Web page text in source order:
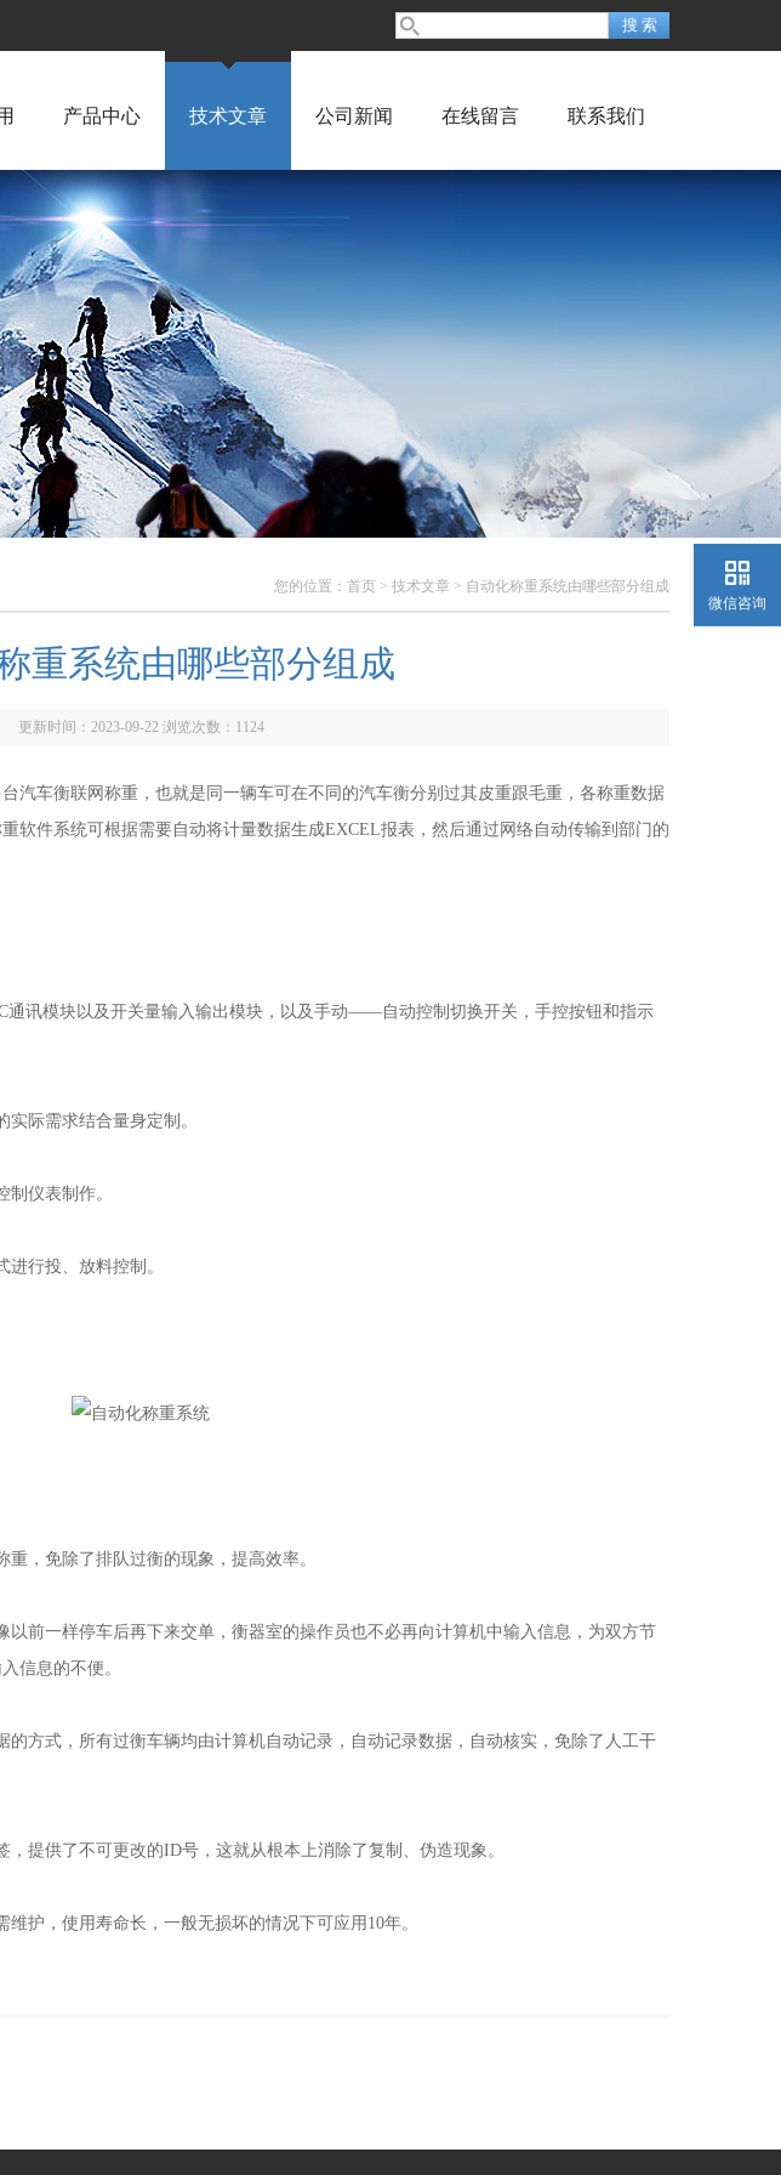
产品中心 技术文章 公司新闻 在线留言 联系我们
您的位置： 首页 > 技术文章 > 自动化称重系统由哪些部分组成
重系统由哪些部分组成
更新时间：2023-09-22 浏览次数： 1124
车衡联网称重，也就是同一辆车可在不同的汽车衡分别过其皮重跟毛重，各称重数据
软件系统可根据需要自动将计量数据生成EXCEL报表，然后通过网络自动传输到部门的
讯模块以及开关量输入输出模块，以及手动——自动控制切换开关，手控按钮和指示
际需求结合量身定制。
仪表制作。
行投、放料控制。
，免除了排队过衡的现象，提高效率。
前一样停车后再下来交单，衡器室的操作员也不必再向计算机中输入信息，为双方节
信息的不便。
方式，所有过衡车辆均由计算机自动记录，自动记录数据，自动核实，免除了人工干
供了不可更改的ID号，这就从根本上消除了复制、伪造现象。
，使用寿命长，一般无损坏的情况下可应用10年。
微信咨询